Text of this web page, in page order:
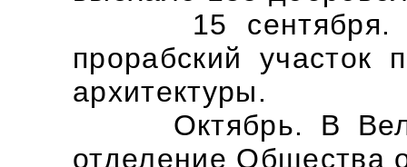
15 сентября. В
прорабский участок
архитектуры.
Октябрь. В
отделение Общества